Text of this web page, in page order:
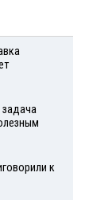
задача
к